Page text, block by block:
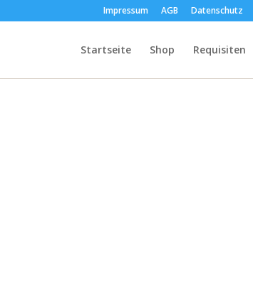
Impressum AGB Datenschutz
Startseite Shop Requisiten